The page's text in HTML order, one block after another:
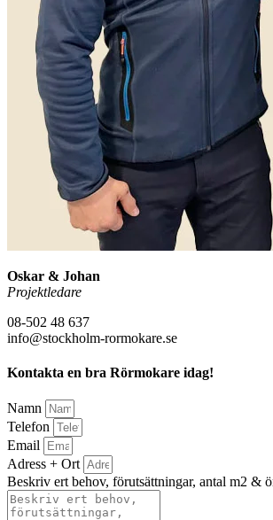
Oskar & Johan
Projektledare
08-502 48 637
info@stockholm-rormokare.se
Kontakta en bra Rörmokare idag!
Namn
Telefon
Email
Adress + Ort
Beskriv ert behov, förutsättningar, antal m2 &